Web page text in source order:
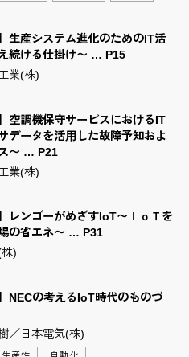
生産システム進化のためのIT活
続ける仕掛け〜 … P15
業(株)
空調機保守サービスにおけるIT
データを活⽤した故障予知およ
〜 … P21
業(株)
レンゴーがめざすIoT〜ＩｏＴを
の省エネ〜 … P31
)
NECの考えるIoT時代のものづ
／日本電気(株)